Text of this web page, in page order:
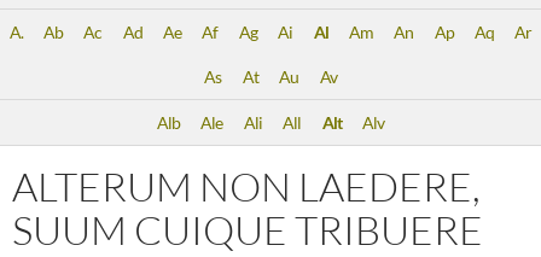
A. Ab Ac Ad Ae Af Ag Ai Al Am An Ap Aq Ar
As At Au Av
Alb Ale Ali All Alt Alv
ALTERUM NON LAEDERE,
SUUM CUIQUE TRIBUERE